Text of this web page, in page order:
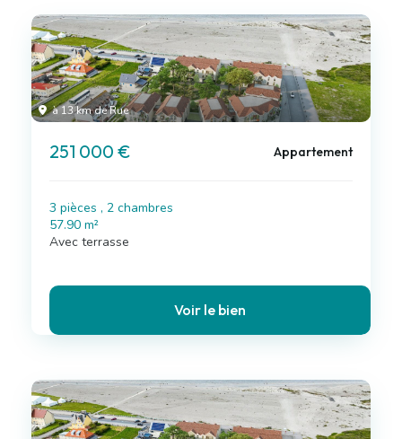
à 13 km de Rue
251 000 € Appartement
3 pièces , 2 chambres
57.90 m²
Avec terrasse
Voir le bien